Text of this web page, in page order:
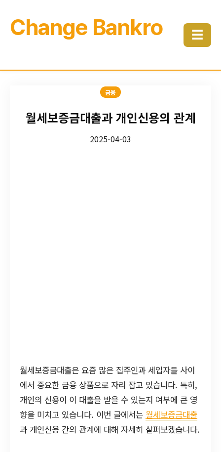
Change Bankro ☰
금융
월세보증금대출과 개인신용의 관계
2025-04-03
월세보증금대출은 요즘 많은 집주인과 세입자들 사이
에서 중요한 금융 상품으로 자리 잡고 있습니다. 특히,
개인의 신용이 이 대출을 받을 수 있는지 여부에 큰 영
향을 미치고 있습니다. 이번 글에서는 월세보증금대출
과 개인신용 간의 관계에 대해 자세히 살펴보겠습니다.